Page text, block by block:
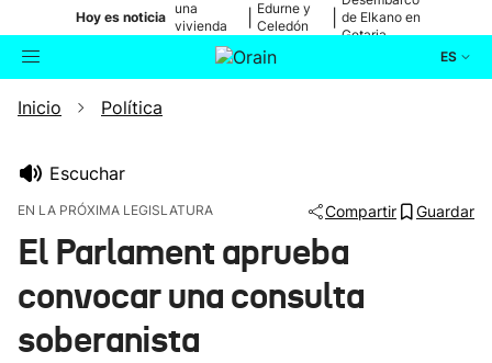
Hoy es noticia
una
vivienda
de Bilbao
Edurne y
Celedón
de Elkano en
Getaria
ES
Buscador
Ikusmiran
Inicio Política
Escuchar
EN LA PRÓXIMA LEGISLATURA Compartir Guardar
El Parlament aprueba
convocar una consulta
soberanista